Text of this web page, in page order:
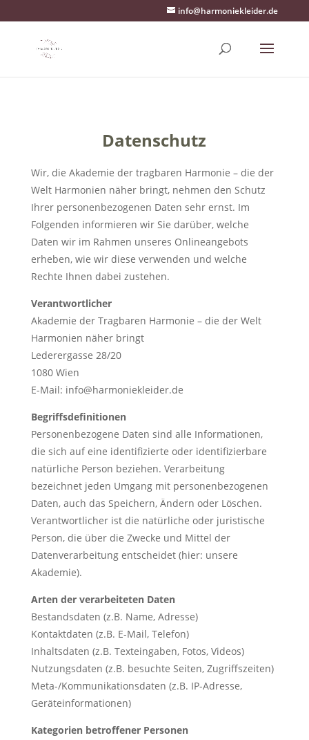
info@harmoniekleider.de
Datenschutz
Wir, die Akademie der tragbaren Harmonie – die der
Welt Harmonien näher bringt, nehmen den Schutz
Ihrer personenbezogenen Daten sehr ernst. Im
Folgenden informieren wir Sie darüber, welche
Daten wir im Rahmen unseres Onlineangebots
erheben, wie wir diese verwenden und welche
Rechte Ihnen dabei zustehen.
Verantwortlicher
Akademie der Tragbaren Harmonie – die der Welt
Harmonien näher bringt
Lederergasse 28/20
1080 Wien
E-Mail: info@harmoniekleider.de
Begriffsdefinitionen
Personenbezogene Daten sind alle Informationen,
die sich auf eine identifizierte oder identifizierbare
natürliche Person beziehen. Verarbeitung
bezeichnet jeden Umgang mit personenbezogenen
Daten, auch das Speichern, Ändern oder Löschen.
Verantwortlicher ist die natürliche oder juristische
Person, die über die Zwecke und Mittel der
Datenverarbeitung entscheidet (hier: unsere
Akademie).
Arten der verarbeiteten Daten
Bestandsdaten (z.B. Name, Adresse)
Kontaktdaten (z.B. E-Mail, Telefon)
Inhaltsdaten (z.B. Texteingaben, Fotos, Videos)
Nutzungsdaten (z.B. besuchte Seiten, Zugriffszeiten)
Meta-/Kommunikationsdaten (z.B. IP-Adresse,
Geräteinformationen)
Kategorien betroffener Personen